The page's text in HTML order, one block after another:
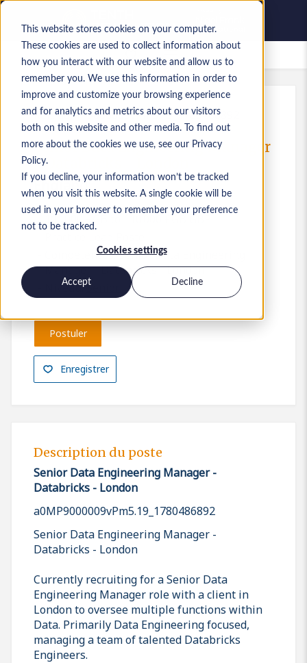
This website stores cookies on your computer.
These cookies are used to collect information about
how you interact with our website and allow us to
remember you. We use this information in order to
improve and customize your browsing experience
and for analytics and metrics about our visitors
both on this website and other media. To find out
more about the cookies we use, see our Privacy
Policy.
If you decline, your information won’t be tracked
when you visit this website. A single cookie will be
used in your browser to remember your preference
not to be tracked.
Cookies settings
Accept Decline
Offres d’emploi enregistrées
Réf. :a0MP9000009vPm5.19_1780486892
Senior Data Engineering Manager
- Databricks - London
England
100 000 £GB to 110 000 £GB GBP
Compétences: Senior Data Engineering
Manager - Databricks - London
Niveau:Senior
Enregistrer
Postuler
Description du poste
Senior Data Engineering Manager -
Databricks - London
a0MP9000009vPm5.19_1780486892
Senior Data Engineering Manager -
Databricks - London
Currently recruiting for a Senior Data
Engineering Manager role with a client in
London to oversee multiple functions within
Data. Primarily Data Engineering focused,
managing a team of talented Databricks
Engineers.